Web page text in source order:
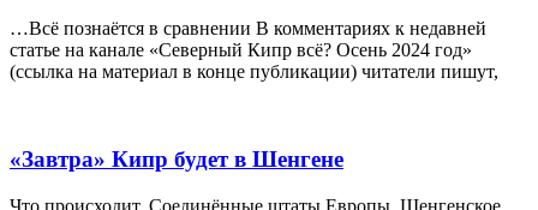
…Всё познаётся в сравнении В комментариях к недавней
статье на канале «Северный Кипр всё? Осень 2024 год»
(ссылка на материал в конце публикации) читатели пишут,
«Завтра» Кипр будет в Шенгене
Что происходит, Соединённые штаты Европы, Шенгенское